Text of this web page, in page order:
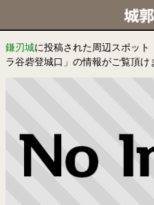
鎌刃城に投稿された周辺スポッ
ラ谷砦登城口」の情報がご覧頂け